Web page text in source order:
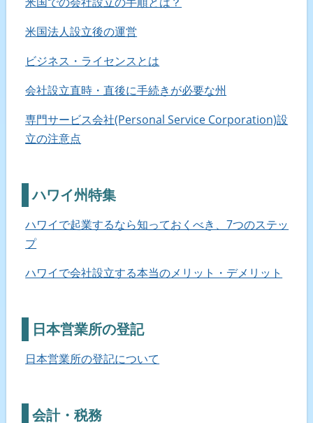
米国法人設立後の運営
ビジネス・ライセンスとは
会社設立直時・直後に手続きが必要な州
専門サービス会社(Personal Service Corporation)設
立の注意点
ハワイ州特集
ハワイで起業するなら知っておくべき、7つのステッ
プ
ハワイで会社設立する本当のメリット・デメリット
日本営業所の登記
日本営業所の登記について
会計・税務